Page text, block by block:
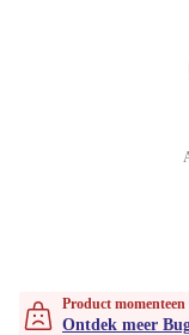
Product
Ontdek meer